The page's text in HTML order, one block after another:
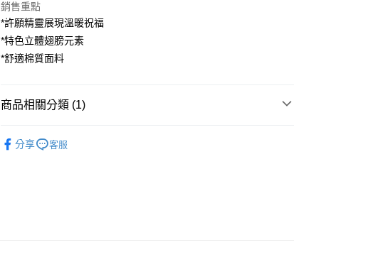
Apple Pay
悠遊付
相關說明
便利好安心！
銷售重點
*許願精靈展現溫暖祝福
*特色立體翅膀元素
*舒適棉質面料
商品相關分類 (1)
分享
客服